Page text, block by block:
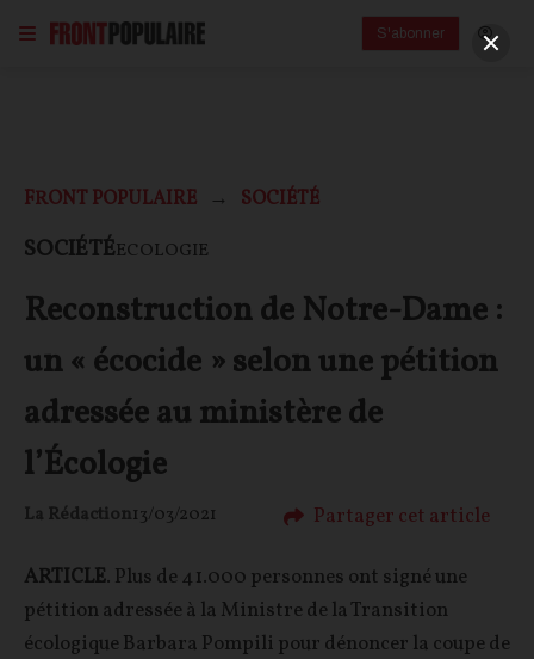
S'abonner
FRONT POPULAIRE SOCIÉTÉ
SOCIÉTÉECOLOGIE
Reconstruction de Notre-Dame :
un « écocide » selon une pétition
adressée au ministère de
l’Écologie
La Rédaction13/03/2021 Partager cet article
ARTICLE. Plus de 41.000 personnes ont signé une
pétition adressée à la Ministre de la Transition
écologique Barbara Pompili pour dénoncer la coupe de